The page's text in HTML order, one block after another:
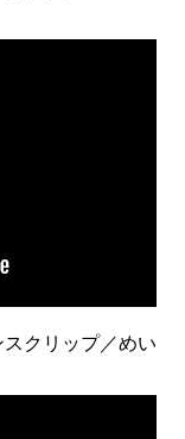
スクリップ／めい